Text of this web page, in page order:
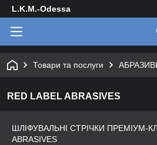
L.K.M.-Odessa
Товари та послуги
RED LABEL ABRASIVES
ШЛІФУВАЛЬНІ СТРІЧКИ ПРЕМІУМ-
ABRASIVES